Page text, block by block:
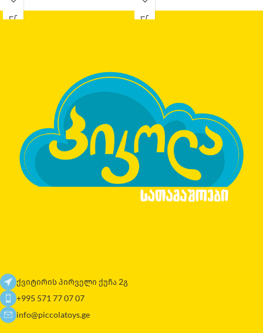
ქვიტირის პირველი ქუჩა 2გ
+995 571 77 07 07
info@piccolatoys.ge